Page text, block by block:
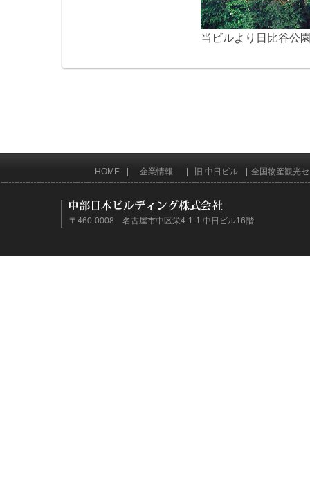
当ビルより日比谷公
HOME 企業情報 旧 中日ビル 全国物産観光
〒460-0008 名古屋市中区栄4-1-1 中日ビル16階